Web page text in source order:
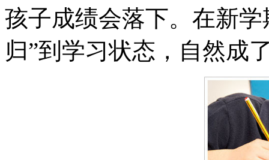
孩子成绩会落下。在新
归”到学习状态，自然成